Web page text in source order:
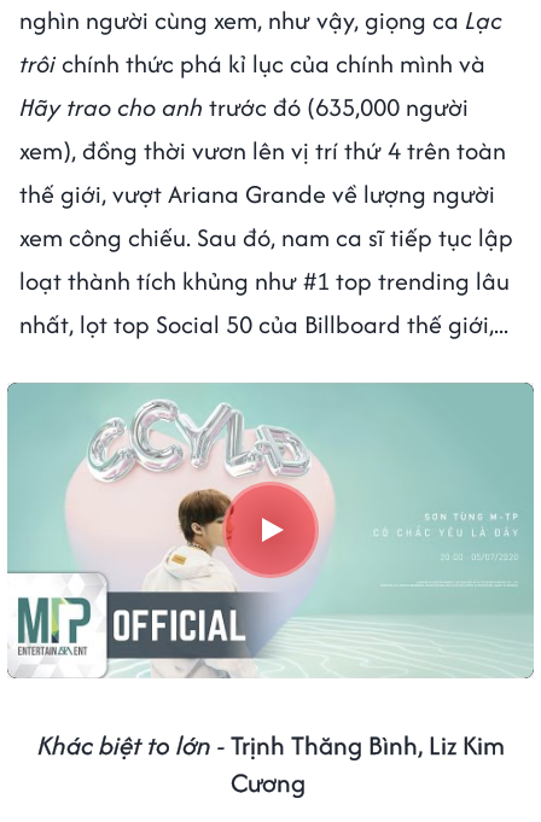
nghìn người cùng xem, như vậy, giọng ca Lạc
trôichính thức phá kỉ lục của chính mình và
Hãy trao cho anh trước đó (635,000 người
xem), đồng thời vươn lên vị trí thứ 4 trên toàn
thế giới, vượt Ariana Grande về lượng người
xem công chiếu. Sau đó, nam ca sĩ tiếp tục lập
loạt thành tích khủng như #1 top trending lâu
nhất, lọt top Social 50 của Billboard thế giới,...
Khác biệt to lớn -Trịnh Thăng Bình, Liz Kim
Cương